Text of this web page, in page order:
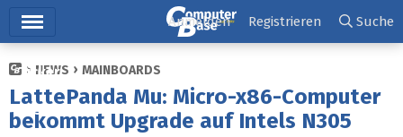
Ticker
Tests
Anmelden Registrieren Suche
NEWS MAINBOARDS
LattePanda Mu: Micro-x86-Computer
bekommt Upgrade auf Intels N305